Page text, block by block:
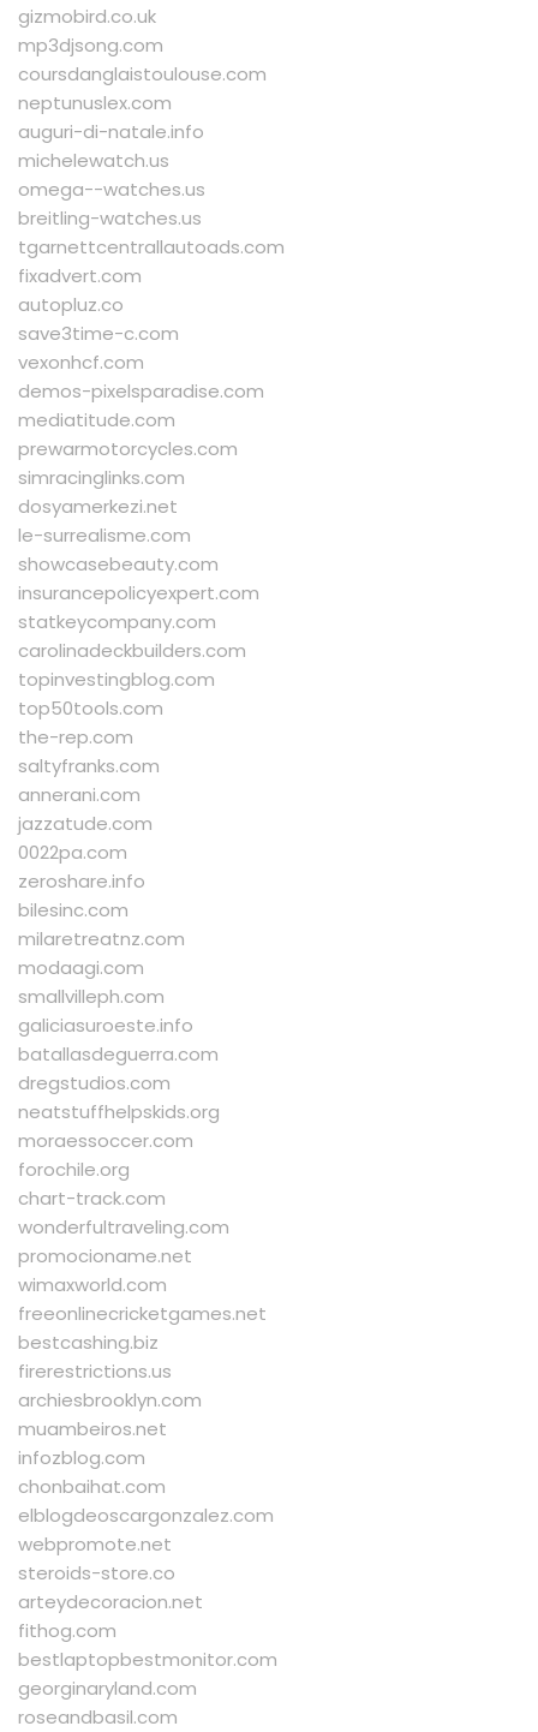
gizmobird.co.uk
mp3djsong.com
coursdanglaistoulouse.com
neptunuslex.com
auguri-di-natale.info
michelewatch.us
omega--watches.us
breitling-watches.us
tgarnettcentrallautoads.com
fixadvert.com
autopluz.co
save3time-c.com
vexonhcf.com
demos-pixelsparadise.com
mediatitude.com
prewarmotorcycles.com
simracinglinks.com
dosyamerkezi.net
le-surrealisme.com
showcasebeauty.com
insurancepolicyexpert.com
statkeycompany.com
carolinadeckbuilders.com
topinvestingblog.com
top50tools.com
the-rep.com
saltyfranks.com
annerani.com
jazzatude.com
0022pa.com
zeroshare.info
bilesinc.com
milaretreatnz.com
modaagi.com
smallvilleph.com
galiciasuroeste.info
batallasdeguerra.com
dregstudios.com
neatstuffhelpskids.org
moraessoccer.com
forochile.org
chart-track.com
wonderfultraveling.com
promocioname.net
wimaxworld.com
freeonlinecricketgames.net
bestcashing.biz
firerestrictions.us
archiesbrooklyn.com
muambeiros.net
infozblog.com
chonbaihat.com
elblogdeoscargonzalez.com
webpromote.net
steroids-store.co
arteydecoracion.net
fithog.com
bestlaptopbestmonitor.com
georginaryland.com
roseandbasil.com